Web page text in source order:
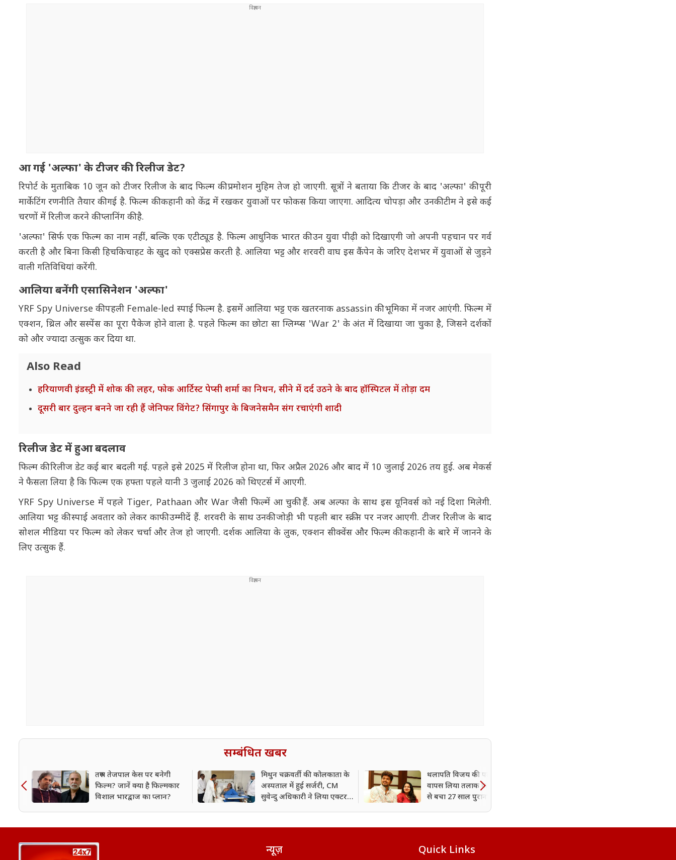
आ गई 'अल्फा' के टीजर की रिलीज डेट?
रिपोर्ट के मुताबिक 10 जून को टीजर रिलीज के बाद फिल्म की प्रमोशन मुहिम तेज हो जाएगी. सूत्रों ने बताया कि टीजर के बाद 'अल्फा' की पूरी
मार्केटिंग रणनीति तैयार की गई है. फिल्म की कहानी को केंद्र में रखकर युवाओं पर फोकस किया जाएगा. आदित्य चोपड़ा और उनकी टीम ने इसे कई
चरणों में रिलीज करने की प्लानिंग की है.
'अल्फा' सिर्फ एक फिल्म का नाम नहीं, बल्कि एक एटीट्यूड है. फिल्म आधुनिक भारत की उन युवा पीढ़ी को दिखाएगी जो अपनी पहचान पर गर्व
करती है और बिना किसी हिचकिचाहट के खुद को एक्सप्रेस करती है. आलिया भट्ट और शरवरी वाघ इस कैंपेन के जरिए देशभर में युवाओं से जुड़ने
वाली गतिविधियां करेंगी.
आलिया बनेंगी एसासिनेशन 'अल्फा'
YRF Spy Universe की पहली Female-led स्पाई फिल्म है. इसमें आलिया भट्ट एक खतरनाक assassin की भूमिका में नजर आएंगी. फिल्म में
एक्शन, थ्रिल और सस्पेंस का पूरा पैकेज होने वाला है. पहले फिल्म का छोटा सा ग्लिम्प्स 'War 2' के अंत में दिखाया जा चुका है, जिसने दर्शकों
को और ज्यादा उत्सुक कर दिया था.
Also Read
हरियाणवी इंडस्ट्री में शोक की लहर, फोक आर्टिस्ट पेप्सी शर्मा का निधन, सीने में दर्द उठने के बाद हॉस्पिटल में तोड़ा दम
दूसरी बार दुल्हन बनने जा रही हैं जेनिफर विंगेट? सिंगापुर के बिजनेसमैन संग रचाएंगी शादी
रिलीज डेट में हुआ बदलाव
फिल्म की रिलीज डेट कई बार बदली गई. पहले इसे 2025 में रिलीज होना था, फिर अप्रैल 2026 और बाद में 10 जुलाई 2026 तय हुई. अब मेकर्स
ने फैसला लिया है कि फिल्म एक हफ्ता पहले यानी 3 जुलाई 2026 को थिएटर्स में आएगी.
YRF Spy Universe में पहले Tiger, Pathaan और War जैसी फिल्में आ चुकी हैं. अब अल्फा के साथ इस यूनिवर्स को नई दिशा मिलेगी.
आलिया भट्ट की स्पाई अवतार को लेकर काफी उम्मीदें हैं. शरवरी के साथ उनकी जोड़ी भी पहली बार स्क्रीन पर नजर आएगी. टीजर रिलीज के बाद
सोशल मीडिया पर फिल्म को लेकर चर्चा और तेज हो जाएगी. दर्शक आलिया के लुक, एक्शन सीक्वेंस और फिल्म की कहानी के बारे में जानने के
लिए उत्सुक हैं.
सम्बंधित खबर
तरुण तेजपाल केस पर बनेगी
फिल्म? जानें क्या है फिल्मकार
विशाल भारद्वाज का प्लान?
मिथुन चक्रवर्ती की कोलकाता के
अस्पताल में हुई सर्जरी, CM
सुवेन्दु अधिकारी ने लिया एक्टर
थलापति विजय की पत्नी ने
वापस लिया तलाक का केस, टूटने
से बचा 27 साल पुराना रिश्ता
न्यूज़ Quick Links